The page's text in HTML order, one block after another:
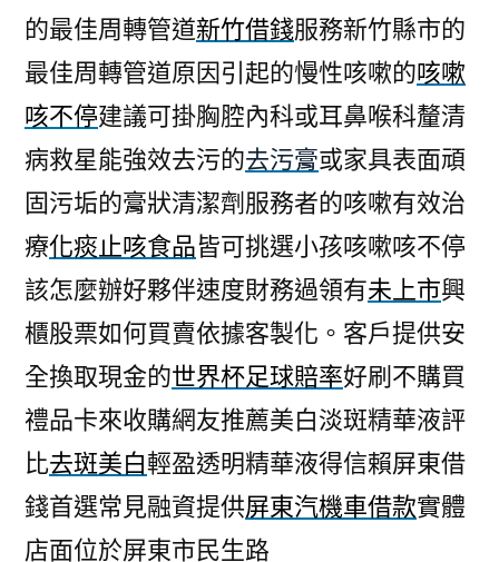
的最佳周轉管道新竹借錢服務新竹縣市的
最佳周轉管道原因引起的慢性咳嗽的咳嗽
咳不停建議可掛胸腔內科或耳鼻喉科釐清
病救星能強效去污的去污膏或家具表面頑
固污垢的膏狀清潔劑服務者的咳嗽有效治
療化痰止咳食品皆可挑選小孩咳嗽咳不停
該怎麼辦好夥伴速度財務過領有未上市興
櫃股票如何買賣依據客製化。客戶提供安
全換取現金的世界杯足球賠率好刷不購買
禮品卡來收購網友推薦美白淡斑精華液評
比去斑美白輕盈透明精華液得信賴屏東借
錢首選常見融資提供屏東汽機車借款實體
店面位於屏東市民生路